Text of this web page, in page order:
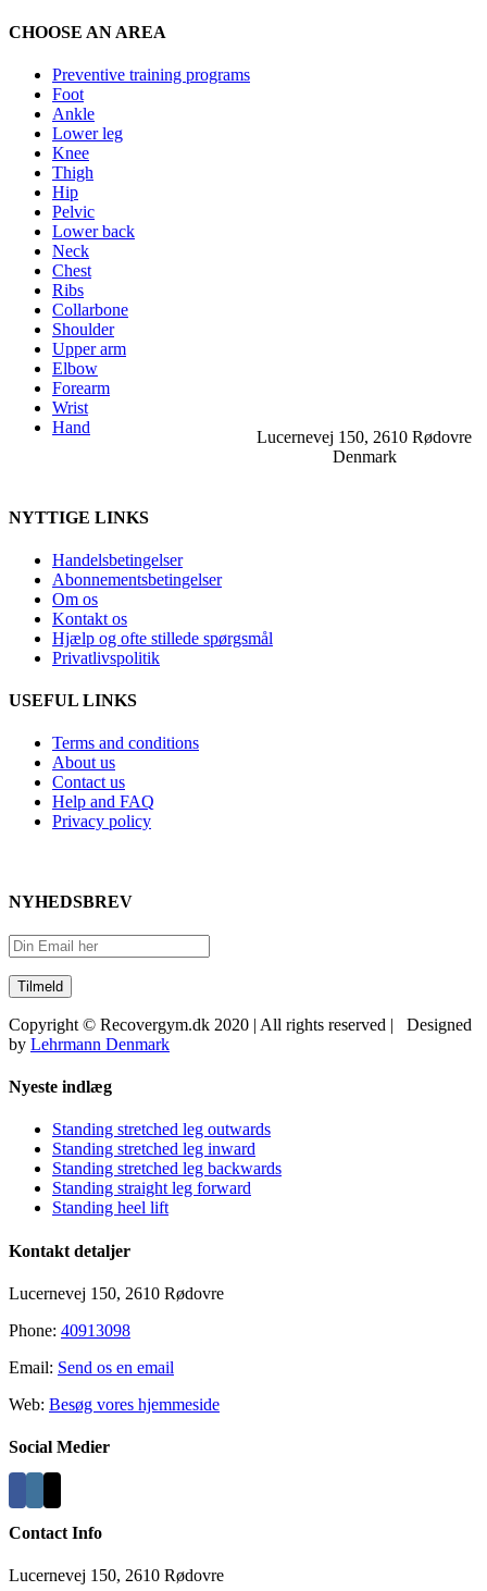
CHOOSE AN AREA
Preventive training programs
Foot
Ankle
Lower leg
Knee
Thigh
Hip
Pelvic
Lower back
Neck
Chest
Ribs
Collarbone
Shoulder
Upper arm
Elbow
Forearm
Wrist
Hand
Lucernevej 150, 2610 Rødovre
Denmark
NYTTIGE LINKS
Handelsbetingelser
Abonnementsbetingelser
Om os
Kontakt os
Hjælp og ofte stillede spørgsmål
Privatlivspolitik
USEFUL LINKS
Terms and conditions
About us
Contact us
Help and FAQ
Privacy policy
NYHEDSBREV
Copyright © Recovergym.dk 2020 | All rights reserved | Designed
by Lehrmann Denmark
Close
Area
Nyeste indlæg
Standing stretched leg outwards
Standing stretched leg inward
Standing stretched leg backwards
Standing straight leg forward
Standing heel lift
Kontakt detaljer
Lucernevej 150, 2610 Rødovre
Phone: 40913098
Email: Send os en email
Web: Besøg vores hjemmeside
Social Medier
Contact Info
Lucernevej 150, 2610 Rødovre